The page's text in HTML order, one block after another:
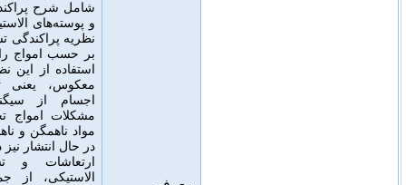
شامل شرح پراکندگی آکوستیکی از اجسام
و پوسته‌های الاستیکی غوطه‌ور شده توسط
و تفسیر این پدیده‌ها
بر حسب امواج رابط است.همچنین موارد
استفاده از این نظریه به منظور پراکندگی
معکوس، یعنی تعیین خواص پراکندگی
اجسام از سیگنال‌های دریافتی است.
مشکلات امواج تحریک‌شده آکوستیکی در
مواد ناهمگن و ناهمسانگرد و امواج ناهمگن
در حال انتشار نیز در نظر گرفته شده است.
ارتعاشات و تشدیدهای پوسته های
الاستیکی، از جمله پوسته‌های با انواع